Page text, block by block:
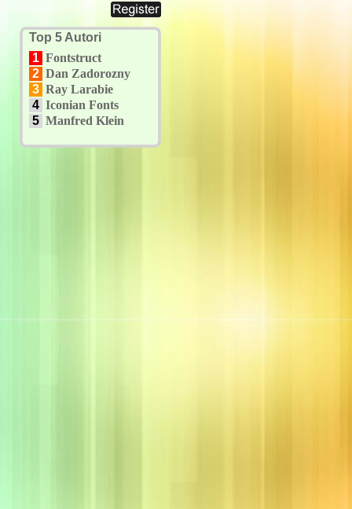
Top 5 Autori
1 Fontstruct
2 Dan Zadorozny
3 Ray Larabie
4 Iconian Fonts
5 Manfred Klein